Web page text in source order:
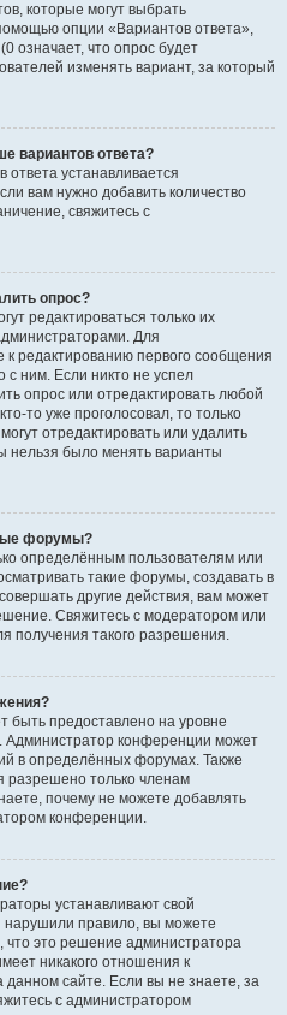
которые могут выбрать
опции «Вариантов ответа»,
означает, что опрос будет
изменять вариант, за который
вариантов ответа?
ответа устанавливается
вам нужно добавить количество
свяжитесь с
опрос?
редактироваться только их
Для
редактированию первого сообщения
с ним. Если никто не успел
опрос или отредактировать любой
то уже проголосовал, то только
отредактировать или удалить
нельзя было менять варианты
форумы?
определённым пользователям или
такие форумы, создавать в
другие действия, вам может
Свяжитесь с модератором или
получения такого разрешения.
быть предоставлено на уровне
Администратор конференции может
в определённых форумах. Также
разрешено только членам
почему не можете добавлять
конференции.
устанавливают свой
нарушили правило, вы можете
что это решение администратора
никакого отношения к
сайте. Если вы не знаете, за
с администратором